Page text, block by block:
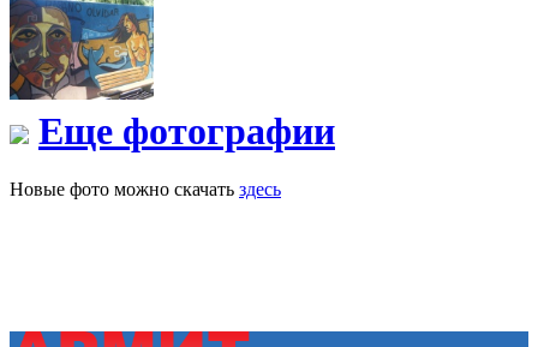
Еще фотографии
Новые фото можно скачать здесь